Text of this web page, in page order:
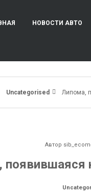
НОВОСТИ АВТО
Uncategorised Липома,
Автор
появившаяся